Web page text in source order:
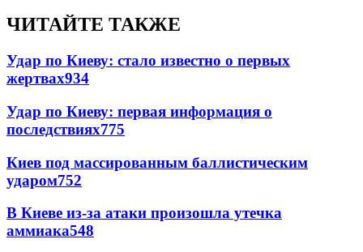
ЧИТАЙТЕ ТАКЖЕ
Удар по Киеву: стало известно о первых
жертвах934
Удар по Киеву: первая информация о
последствиях775
Киев под массированным баллистическим
ударом752
В Киеве из-за атаки произошла утечка
аммиака548